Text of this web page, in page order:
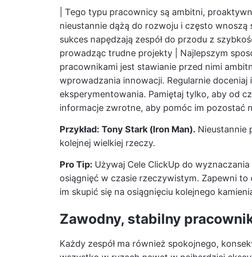
| Tego typu pracownicy są ambitni,
nieustannie dążą do rozwoju i często wnoszą
sukces napędzają zespół do przodu z
prowadząc trudne projekty | Najlepszym
pracownikami jest stawianie przed nimi
wprowadzania innowacji. Regularnie
eksperymentowania. Pamiętaj tylko, aby od
informacje zwrotne, aby pomóc im pozostać
Przykład: Tony Stark (Iron Man). Nieustannie
kolejnej wielkiej rzeczy.
Pro Tip: Używaj Cele ClickUp do
osiągnięć w czasie rzeczywistym. Zapewni
im skupić się na osiągnięciu kolejnego
Zawodny, stabilny
Każdy zespół ma również spokojnego,